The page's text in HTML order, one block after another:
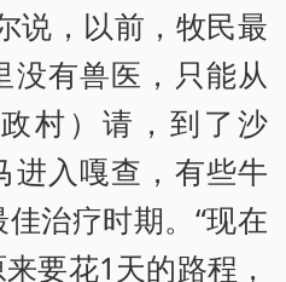
说，以前，牧民最
没有兽医，只能从
村）请，到了沙
进入嘎查，有些牛
治疗时期。“现在
要花1天的路程，